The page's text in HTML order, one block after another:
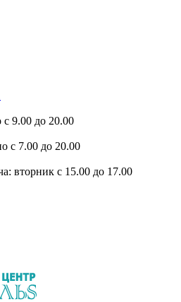
9.00 до 20.00
с 7.00 до 20.00
вторник с 15.00 до 17.00